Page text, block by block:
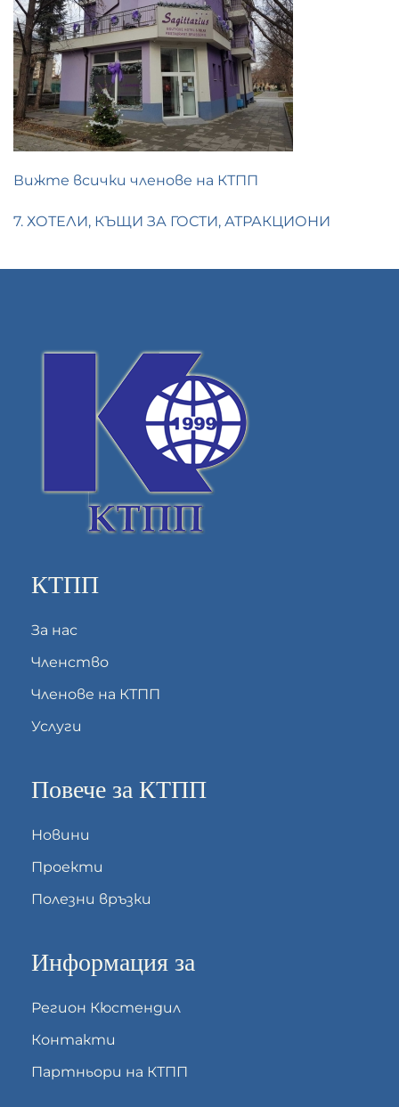
Вижте всички членове на КТПП
7. ХОТЕЛИ, КЪЩИ ЗА ГОСТИ, АТРАКЦИОНИ
КТПП
За нас
Членство
Членове на КТПП
Услуги
Повече за КТПП
Новини
Проекти
Полезни връзки
Информация за
Регион Кюстендил
Контакти
Партньори на КТПП